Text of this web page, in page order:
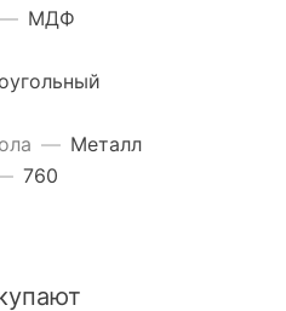
— МДФ
— Металл
760